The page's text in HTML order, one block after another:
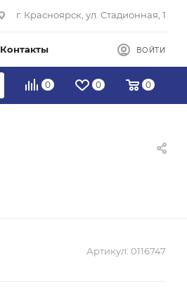
г. Красноярск, ул. Стадионная, 1
Контакты ВОЙТИ
0 0 0
Артикул: 0116747